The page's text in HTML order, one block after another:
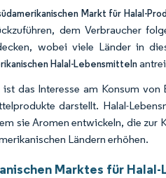
Markt für Halal-
dem Verbraucher
wobei viele Länder in
Halal-Lebensmitteln
das Interesse am Konsum
darstellt. Halal-
sie Aromen entwickeln, die zur
Ländern erhöhen.
Marktes für